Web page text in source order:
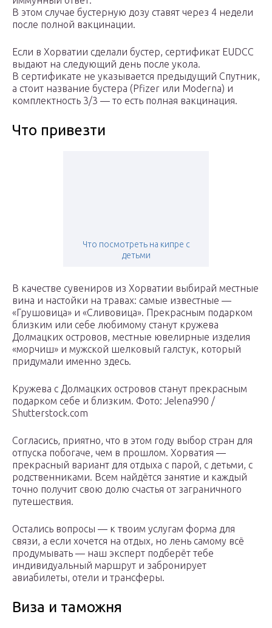
В этом случае бустерную дозу ставят через 4 недели
после полной вакцинации.
Если в Хорватии сделали бустер, сертификат EUDCC
выдают на следующий день после укола.
В сертификате не указывается предыдущий Спутник,
а стоит название бустера (Pfizer или Moderna) и
комплектность 3/3 — то есть полная вакцинация.
Что привезти
Что посмотреть на кипре с
детьми
В качестве сувениров из Хорватии выбирай местные
вина и настойки на травах: самые известные —
«Грушовица» и «Сливовица». Прекрасным подарком
близким или себе любимому станут кружева
Долмацких островов, местные ювелирные изделия
«морчиш» и мужской шелковый галстук, который
придумали именно здесь.
Кружева с Долмацких островов станут прекрасным
подарком себе и близким. Фото: Jelena990 /
Shutterstock.com
Согласись, приятно, что в этом году выбор стран для
отпуска побогаче, чем в прошлом. Хорватия —
прекрасный вариант для отдыха с парой, с детьми, с
родственниками. Всем найдётся занятие и каждый
точно получит свою долю счастья от заграничного
путешествия.
Остались вопросы — к твоим услугам форма для
связи, а если хочется на отдых, но лень самому всё
продумывать — наш эксперт подберёт тебе
индивидуальный маршрут и забронирует
авиабилеты, отели и трансферы.
Виза и таможня